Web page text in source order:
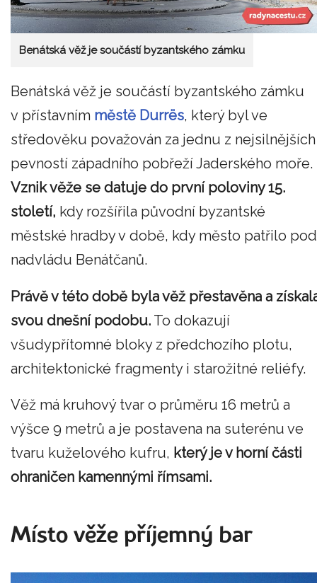
Benátská věž je součástí byzantského zámku
Benátská věž je součástí byzantského zámku
v přístavním městě Durrës, který byl ve
středověku považován za jednu z nejsilnějších
pevností západního pobřeží Jaderského moře.
Vznik věže se datuje do první poloviny 15.
století, kdy rozšířila původní byzantské
městské hradby v době, kdy město patřilo pod
nadvládu Benátčanů.
Právě v této době byla věž přestavěna a
svou dnešní podobu. To dokazují
všudypřítomné bloky z předchozího plotu,
architektonické fragmenty i starožitné reliéfy.
Věž má kruhový tvar o průměru 16 metrů a
výšce 9 metrů a je postavena na suterénu ve
tvaru kuželového kufru, který je v horní části
ohraničen kamennými římsami.
Místo věže příjemný bar